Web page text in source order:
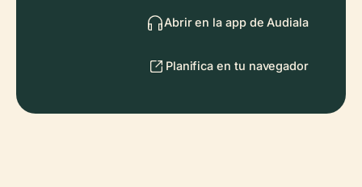
Abrir en la app de Audiala
Planifica en tu navegador